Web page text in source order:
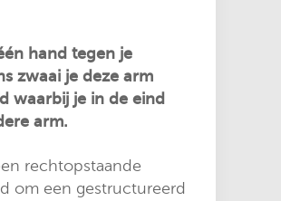
hand tegen je
zwaai je deze arm
waarbij je in de eind
arm.
rechtopstaande
om een gestructureerd